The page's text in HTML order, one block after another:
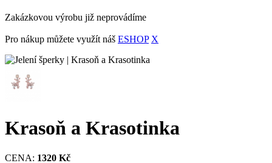
Zakázkovou výrobu již neprovádíme
Pro nákup můžete využít náš ESHOP X
Krasoň a Krasotinka
CENA: 1320 Kč